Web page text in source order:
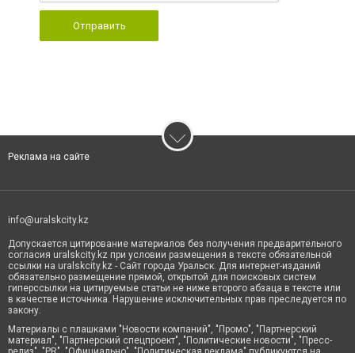
Отправить
Реклама на сайте
info@uralskcity.kz
Допускается цитирование материалов без получения предварительного
согласия uralskcity.kz при условии размещения в тексте обязательной
ссылки на uralskcity.kz - Сайт города Уральск. Для интернет-изданий
обязательно размещение прямой, открытой для поисковых систем
гиперссылки на цитируемые статьи не ниже второго абзаца в тексте или
в качестве источника. Нарушение исключительных прав преследуется по
закону.
Материалы с плашками "Новости компаний", "Промо", "Партнерский
материал", "Партнерский спецпроект", "Политические новости", "Пресс-